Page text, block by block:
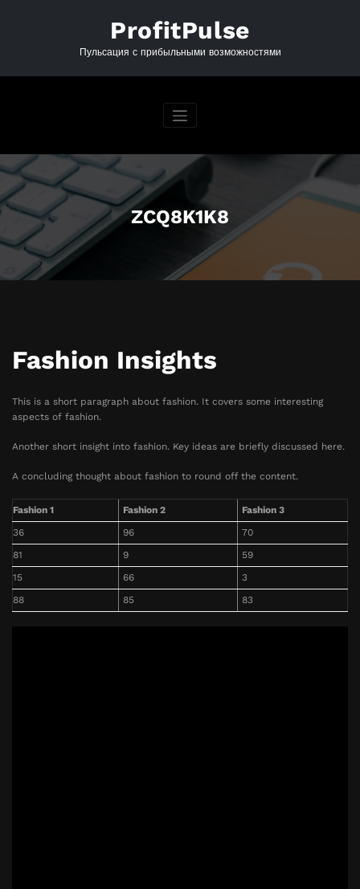
ProfitPulse
Пульсация с прибыльными возможностями
ZCQ8K1K8
Fashion Insights
This is a short paragraph about fashion. It covers some interesting
aspects of fashion.
Another short insight into fashion. Key ideas are briefly discussed here.
A concluding thought about fashion to round off the content.
Fashion 1 Fashion 2
Fashion 3
36
96
70
81
9
59
15
66
3
88
85 83